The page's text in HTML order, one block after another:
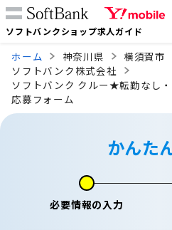
ソフトバンクショップ求人ガイド
ホーム 神奈川県
横須賀市
ソフトバンク株式会社
ソフトバンク クルー★転勤なし
応募フォーム
かんた
必要情報の入力